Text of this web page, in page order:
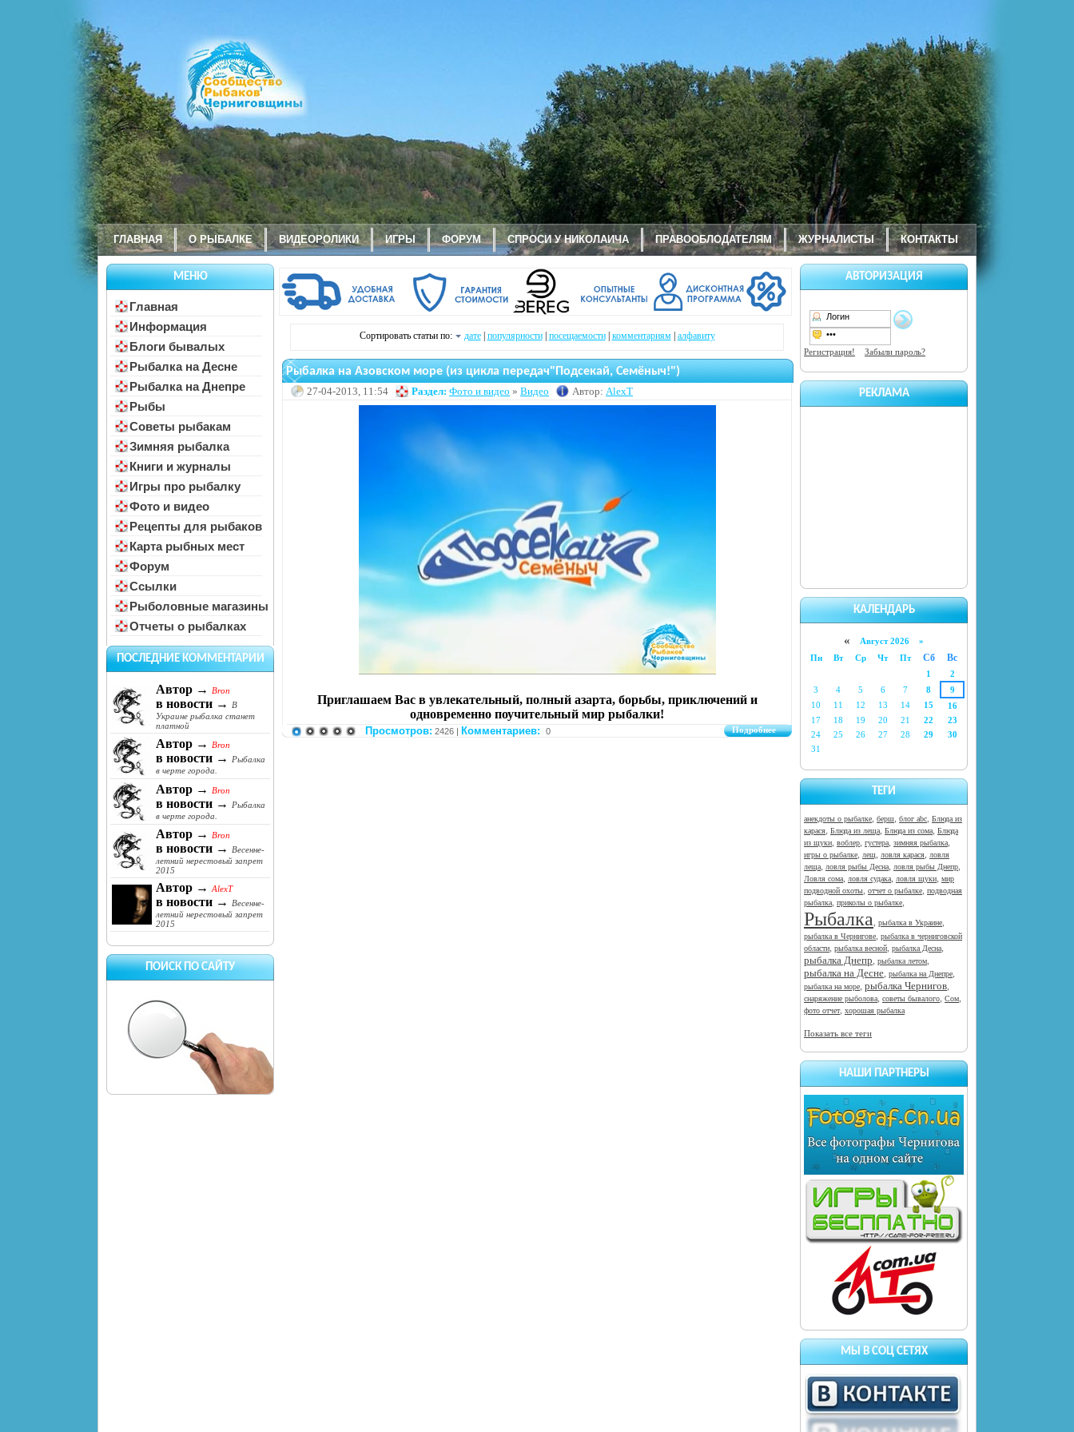
ГЛАВНАЯ О РЫБАЛКЕ ВИДЕОРОЛИКИ ИГРЫ ФОРУМ СПРОСИ У НИКОЛАИЧА ПРАВООБЛОДАТЕЛЯМ ЖУРНАЛИСТЫ КОНТАКТЫ
МЕНЮ
Главная
Информация
Блоги бывалых
Рыбалка на Десне
Рыбалка на Днепре
Рыбы
Советы рыбакам
Зимняя рыбалка
Книги и журналы
Игры про рыбалку
Фото и видео
Рецепты для рыбаков
Карта рыбных мест
Форум
Ссылки
Рыболовные магазины
Отчеты о рыбалках
ПОСЛЕДНИЕ КОММЕНТАРИИ
Автор → Bron
в новости →
В
Украине рыбалка станет
платной
Автор → Bron
в новости →
Рыбалка
в черте города.
Автор → Bron
в новости →
Рыбалка
в черте города.
Автор → Bron
в новости →
Весенне-
летний нерестовый запрет
2015
Автор → AlexT
в новости →
Весенне-
летний нерестовый запрет
2015
ПОИСК ПО САЙТУ
АВТОРИЗАЦИЯ
Регистрация! Забыли пароль?
РЕКЛАМА
КАЛЕНДАРЬ
« Август 2026 »
Пн
Вт Ср Чт Пт Сб Вс
1
2
3
4 5 6 7 8
9
10
11 12 13 14 15
16
17
18 19 20 21 22
23
24
25 26 27 28 29
30
31
ТЕГИ
анекдоты о рыбалке, берш, блог abc, Блюда из
карася, Блюда из леща, Блюда из сома, Блюда
из щуки, воблер, густера, зимняя рыбалка,
игры о рыбалке, лещ, ловля карася, ловля
леща, ловля рыбы Десна, ловля рыбы Днепр,
Ловля сома, ловля судака, ловля щуки, мир
подводной охоты, отчет о рыбалке, подводная
рыбалка, приколы о рыбалке,
Рыбалка, рыбалка в Украине,
рыбалка в Чернигове, рыбалка в черниговской
области, рыбалка весной, рыбалка Десна,
рыбалка Днепр, рыбалка летом,
рыбалка на Десне, рыбалка на Днепре,
рыбалка на море, рыбалка Чернигов,
снаряжение рыболова, советы бывалого, Сом,
фото отчет, хорошая рыбалка
Показать все теги
НАШИ ПАРТНЕРЫ
МЫ В СОЦ СЕТЯХ
Сортировать статьи по: дате| популярности| посещаемости| комментариям| алфавиту
Рыбалка на Азовском море (из цикла передач"Подсекай, Семёныч!")
27-04-2013, 11:54 Раздел: Фото и видео » Видео Автор: AlexT
Приглашаем Вас в увлекательный, полный азарта, борьбы, приключений и
одновременно поучительный мир рыбалки!
Просмотров: 2426 | Комментариев: 0 Подробнее